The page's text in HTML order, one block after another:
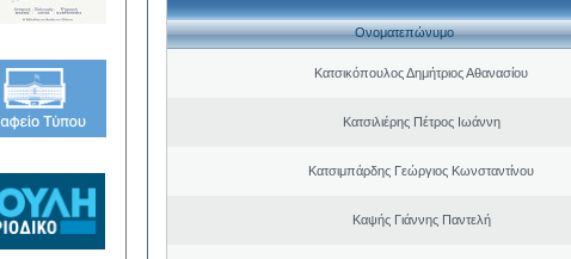
Ονοματεπώνυμο
Κατσικόπουλος Δημήτριος Αθανασίου
Κατσιλιέρης Πέτρος Ιωάννη
Κατσιμπάρδης Γεώργιος Κωνσταντίνου
Καψής Γιάννης Παντελή